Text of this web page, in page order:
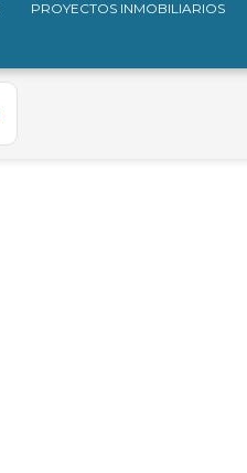
PROYECTOS INMOBILIARIOS